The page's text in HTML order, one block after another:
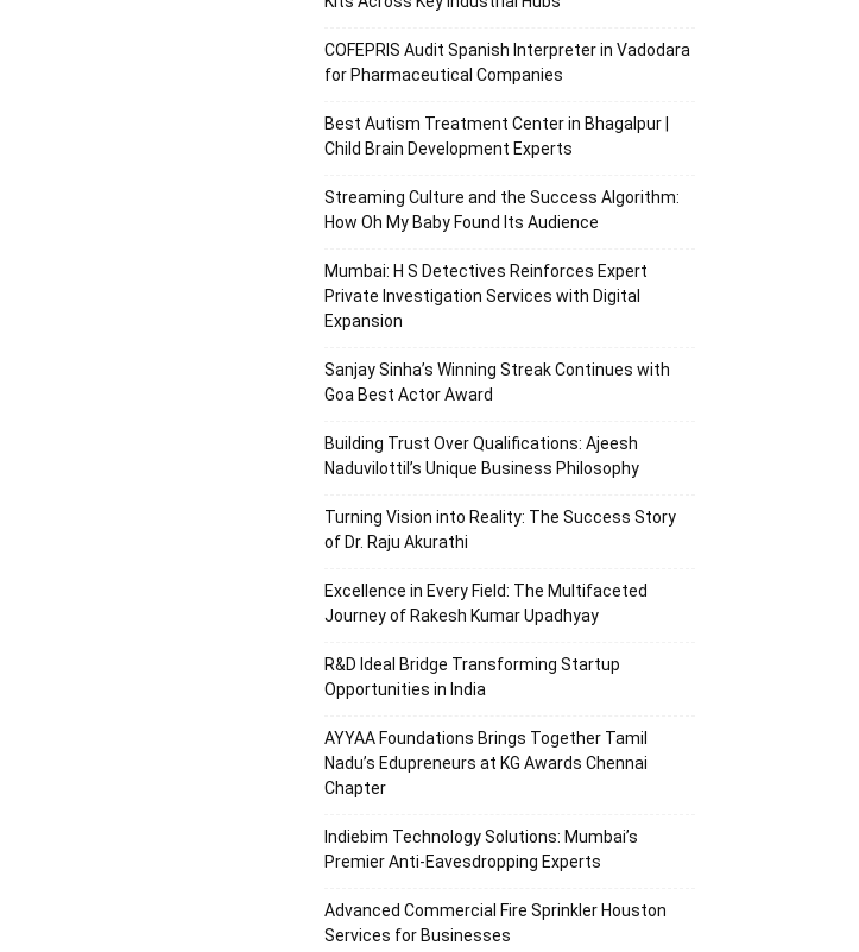
COFEPRIS Audit Spanish Interpreter in Vadodara
for Pharmaceutical Companies
Best Autism Treatment Center in Bhagalpur |
Child Brain Development Experts
Streaming Culture and the Success Algorithm:
How Oh My Baby Found Its Audience
Mumbai: H S Detectives Reinforces Expert
Private Investigation Services with Digital
Expansion
Sanjay Sinha’s Winning Streak Continues with
Goa Best Actor Award
Building Trust Over Qualifications: Ajeesh
Naduvilottil’s Unique Business Philosophy
Turning Vision into Reality: The Success Story
of Dr. Raju Akurathi
Excellence in Every Field: The Multifaceted
Journey of Rakesh Kumar Upadhyay
R&D Ideal Bridge Transforming Startup
Opportunities in India
AYYAA Foundations Brings Together Tamil
Nadu’s Edupreneurs at KG Awards Chennai
Chapter
Indiebim Technology Solutions: Mumbai’s
Premier Anti-Eavesdropping Experts
Advanced Commercial Fire Sprinkler Houston
Services for Businesses